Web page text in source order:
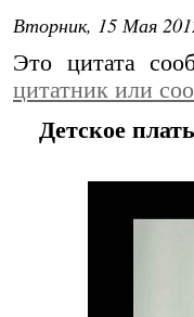
Вторник, 15 Мая
Это цитата
цитатник или
Детское